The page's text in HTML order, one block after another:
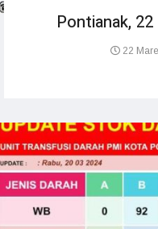
Pontianak,
22